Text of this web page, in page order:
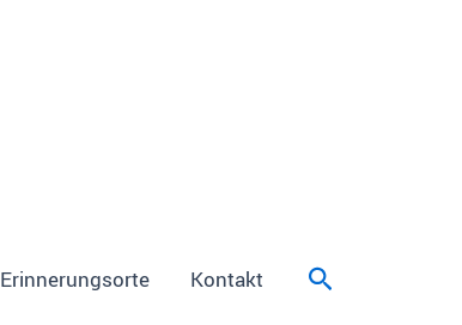
Erinnerungsorte Kontakt Suchen